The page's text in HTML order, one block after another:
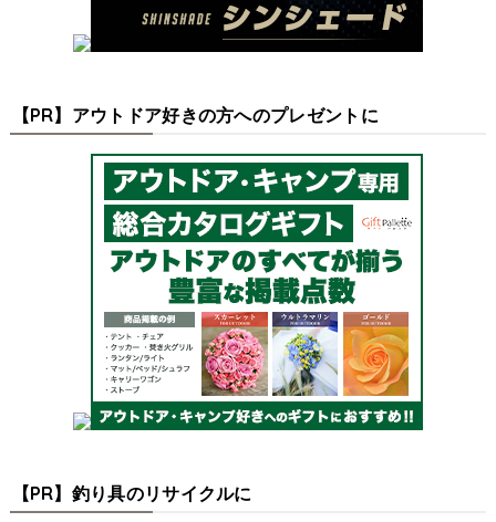
【PR】アウトドア好きの方へのプレゼントに
【PR】釣り具のリサイクルに